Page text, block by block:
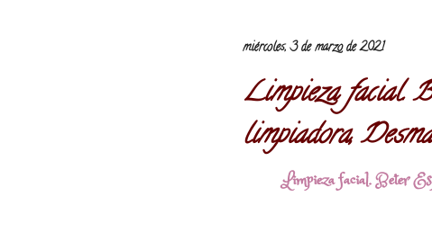
miércoles, 3 de marzo de 2021
Limpieza facial.
limpiadora,
Limpieza facial. Beter